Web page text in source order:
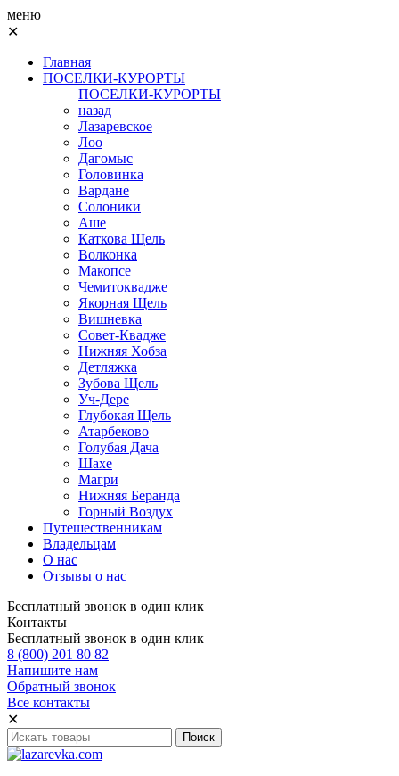
меню
✕
Главная
ПОСЕЛКИ-КУРОРТЫ
ПОСЕЛКИ-КУРОРТЫ
назад
Лазаревское
Лоо
Дагомыс
Головинка
Вардане
Солоники
Аше
Каткова Щель
Волконка
Макопсе
Чемитоквадже
Якорная Щель
Вишневка
Совет-Квадже
Нижняя Хобза
Детляжка
Зубова Щель
Уч-Дере
Глубокая Щель
Атарбеково
Голубая Дача
Шахе
Магри
Нижняя Беранда
Горный Воздух
Путешественникам
Владельцам
О нас
Отзывы о нас
Бесплатный звонок в один клик
Контакты
Бесплатный звонок в один клик
8 (800) 201 80 82
Напишите нам
Обратный звонок
Все контакты
✕